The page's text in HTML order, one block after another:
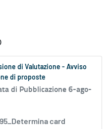
di Valutazione - Avviso
di proposte
di Pubblicazione 6-ago-
card